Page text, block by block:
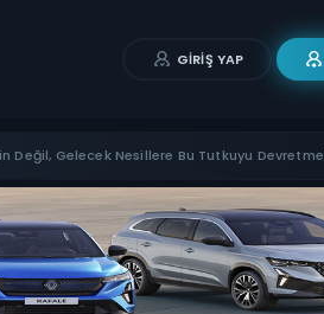
GIRIŞ YAP
Değil, Gelecek Nesillere Bu Tutkuyu